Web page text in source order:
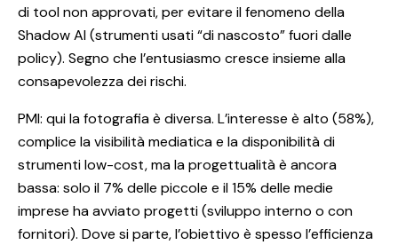
di tool non approvati, per evitare il fenomeno della
Shadow AI (strumenti usati “di nascosto” fuori dalle
policy). Segno che l’entusiasmo cresce insieme alla
consapevolezza dei rischi.
PMI: qui la fotografia è diversa. L’interesse è alto (58%),
complice la visibilità mediatica e la disponibilità di
strumenti low-cost, ma la progettualità è ancora
bassa: solo il 7% delle piccole e il 15% delle medie
imprese ha avviato progetti (sviluppo interno o con
fornitori). Dove si parte, l’obiettivo è spesso l’efficienza